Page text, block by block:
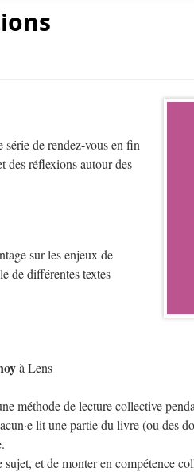
de rendez-vous en fin
des réflexions autour des
sur les enjeux de
de différentes textes
à Lens
méthode de lecture collective
lit une partie du livre (ou des
et de monter en compétence